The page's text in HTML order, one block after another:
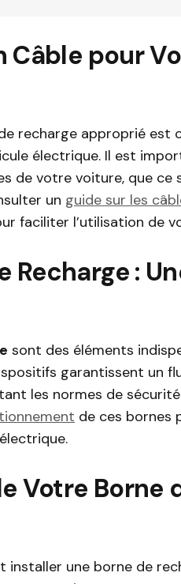
Câble pour
recharge approprié est
électrique. Il est
de votre voiture, que ce
un guide sur les
faciliter l’utilisation de
Recharge :
sont des éléments
garantissent un
les normes de
de ces bornes
Votre Borne
installer une borne de